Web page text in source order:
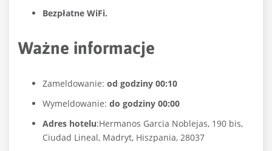
Bezpłatne WiFi.
Ważne informacje
Zameldowanie: od godziny 00:10
Wymeldowanie: do godziny 00:00
Adres hotelu:Hermanos Garcia Noblejas, 190 bis,
Ciudad Lineal, Madryt, Hiszpania, 28037